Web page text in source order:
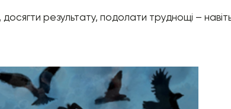
результату, подолати труднощі –